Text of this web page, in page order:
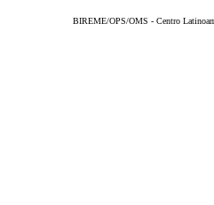
BIREME/OPS/OMS - Centro